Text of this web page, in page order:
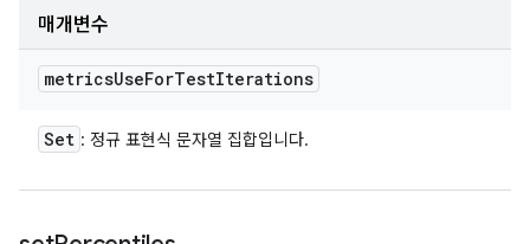
매개변수
metricsUseForTestIterations
Set : 정규 표현식 문자열 집합입니다.